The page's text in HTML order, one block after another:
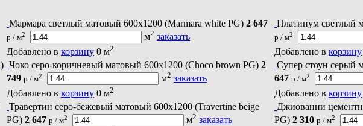
Мармара светлый матовый 600х1200 (Marmara white PG) 2 647
р / м2 м2 заказать
Добавлено в корзину 0 м2
Платинум светлый
р / м2
Добавлено в корзину
Чоко серо-коричневый матовый 600х1200 (Choco brown PG) 2
749 р / м2 м2 заказать
Добавлено в корзину 0 м2
Супер стоун серый
647 р / м2
Добавлено в корзину
Травертин серо-бежевый матовый 600х1200 (Travertine beige
PG) 2 647 р / м2 м2 заказать
Джиованни
PG) 2 310 р / м2